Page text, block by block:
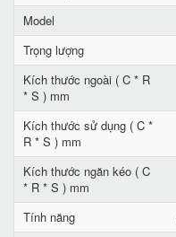
Model
Trọng lượng
Kích thước ngoài ( C * R
* S ) mm
Kích thước sử dụng ( C *
R * S ) mm
Kích thước ngăn kéo ( C
* R * S ) mm
Tính năng